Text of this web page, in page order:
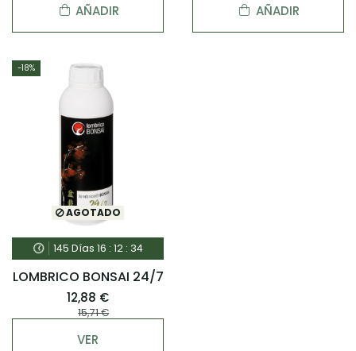
AÑADIR AÑADIR
-18%
AGOTADO
145 Días 16 : 12: 33
LOMBRICO BONSAI 24/7
12,88 €
15,71 €
VER